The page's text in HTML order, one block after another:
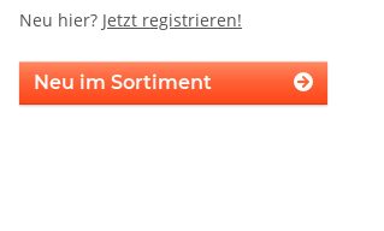
Neu hier? Jetzt registrieren!
Neu im Sortiment